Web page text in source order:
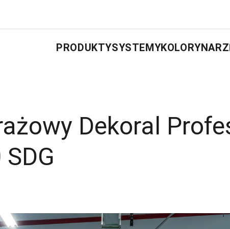
PRODUKTYSYSTEMYKOLORY
Dekoral